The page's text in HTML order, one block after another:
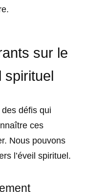
sur le
spirituel
défis qui
ces
Nous pouvons
l’éveil spirituel.